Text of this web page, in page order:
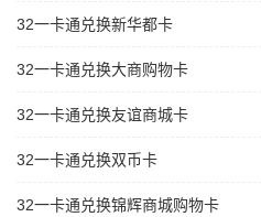
32一卡通兑换新华都卡
32一卡通兑换大商购物卡
32一卡通兑换友谊商城卡
32一卡通兑换双币卡
32一卡通兑换锦辉商城购物卡